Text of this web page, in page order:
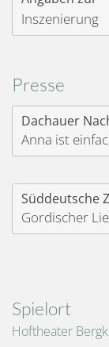
Inszenierung
Presse
Dachauer
Anna ist
Süddeutsche
Gordischer
Spielort
Hoftheater